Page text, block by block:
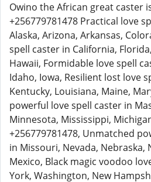
Owino the African great caster
+256779781478 Practical love
Alaska, Arizona, Arkansas,
spell caster in California,
Hawaii, Formidable love spell
Idaho, Iowa, Resilient lost love
Kentucky, Louisiana, Maine,
powerful love spell caster in
Minnesota, Mississippi,
+256779781478, Unmatched
in Missouri, Nevada, Nebraska,
Mexico, Black magic voodoo
York, Washington, New